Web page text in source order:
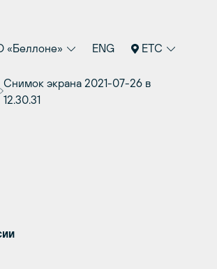
«Беллоне» ENG ETC
Снимок экрана 2021-07-26 в
12.30.31